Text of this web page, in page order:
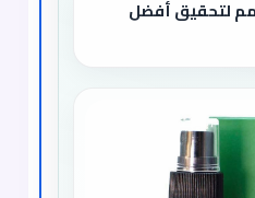
لتحقيق أفضل